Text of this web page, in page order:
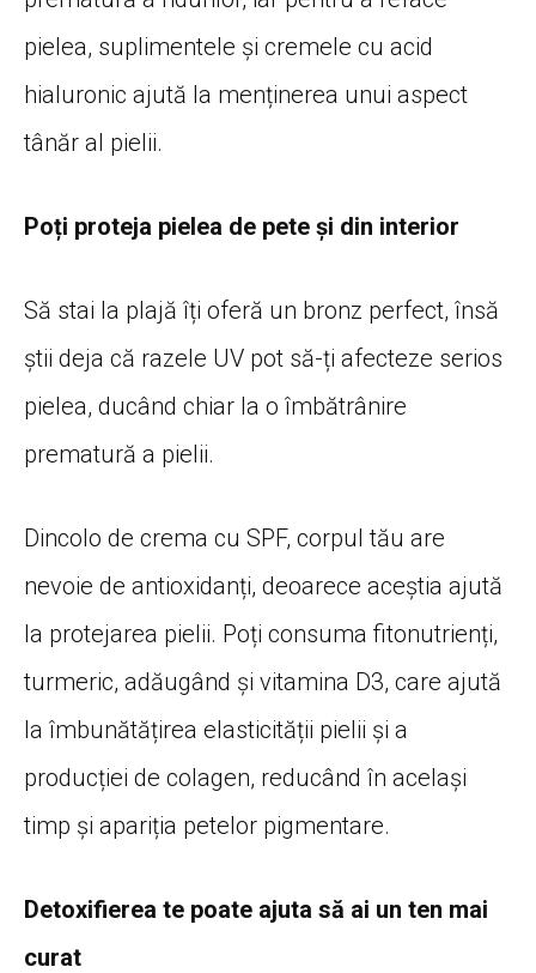
pielea, suplimentele și cremele cu acid
hialuronic ajută la menținerea unui aspect
tânăr al pielii.
Poți proteja pielea de pete și din interior
Să stai la plajă îți oferă un bronz perfect, însă
știi deja că razele UV pot să-ți afecteze serios
pielea, ducând chiar la o îmbătrânire
prematură a pielii.
Dincolo de crema cu SPF, corpul tău are
nevoie de antioxidanți, deoarece aceștia ajută
la protejarea pielii. Poți consuma fitonutrienți,
turmeric, adăugând și vitamina D3, care ajută
la îmbunătățirea elasticității pielii și a
producției de colagen, reducând în același
timp și apariția petelor pigmentare.
Detoxifierea te poate ajuta să ai un ten mai
curat